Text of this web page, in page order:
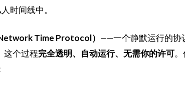
时间线中。
Time Protocol） ——一个静默运行的协
这个过程完全透明、自动运行、无需你的许可。